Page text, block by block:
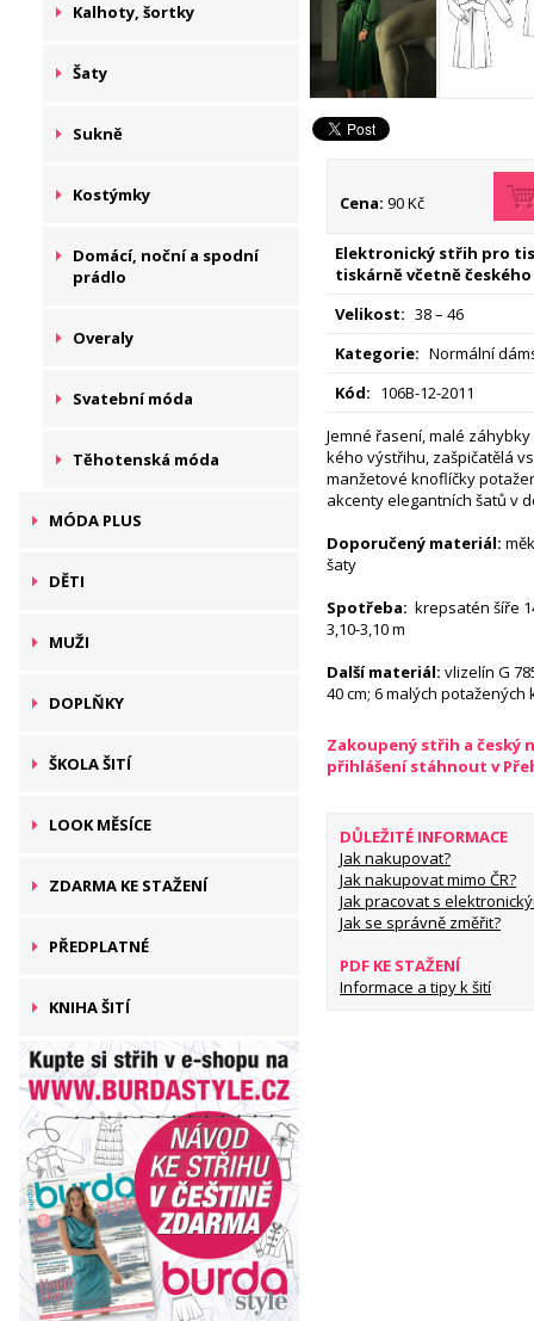
Kalhoty, šortky
Šaty
Sukně
Kostýmky
Domácí, noční a spodní
prádlo
Overaly
Svatební móda
Těhotenská móda
MÓDA PLUS
DĚTI
MUŽI
DOPLŇKY
ŠKOLA ŠITÍ
LOOK MĚSÍCE
ZDARMA KE STAŽENÍ
PŘEDPLATNÉ
KNIHA ŠITÍ
Cena: 90 Kč
Elektronický střih pro
tiskárně včetně českého
Velikost: 38 – 46
Kategorie: Normální
Kód: 106B-12-2011
Jemné řasení, malé
kého výstřihu, zašpičatělá
manžetové knoflíčky
akcenty elegantních šatů v
Doporučený materiál:
šaty
Spotřeba: krepsatén šíře
3,10-3,10 m
Další materiál: vlizelín G
40 cm; 6 malých
Zakoupený střih a český
přihlášení stáhnout v
DŮLEŽITÉ INFORMACE
Jak nakupovat?
Jak nakupovat mimo ČR?
Jak pracovat s
Jak se správně změřit?
PDF KE STAŽENÍ
Informace a tipy k šití